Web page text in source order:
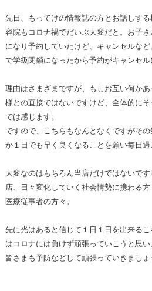
先日、もってけの情報誌の方とお話しす
容院もコロナ禍でだいぶ大変だと。お子
になり予約していたけど、キャンセルな
で学級閉鎖になったから予約がキャンセル
理由はさまざまですが、もしお互い何か
様との直接ではないですけど、全体的に
では感じます。
ですので、こちらもなんとなくですがそ
か１日でも早く良くなることを願い毎日過
大変なのはもちろん当店だけではないで
店、日々変化していく社会情勢に携わる
医療従事者の方々。
先に光はあると信じて１日１日を出来る
はコロナには負けず頑張っていこうと思い
皆さまも予防などして頑張っていきましょ